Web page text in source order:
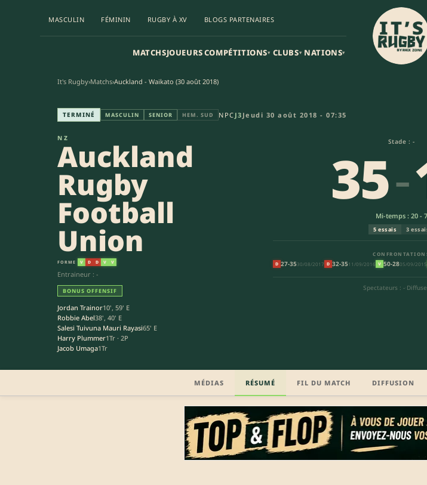
MASCULIN FÉMININ RUGBY À XV BLOGS PARTENAIRES
MATCHSJOUEURSCOMPÉTITIONS▾ CLUBS▾ NATIONS▾
It's Rugby›Matchs›Auckland - Waikato (30 août 2018)
Auckland Rugby Football Union - Waikato
TERMINÉ MASCULIN SENIOR HEM. SUD NPC J3 Jeudi 30 août 2018 - 07:35
NZ
Auckland
Rugby
Football
Union
FORME V D D V V
Entraineur : -
BONUS OFFENSIF
Jordan Trainor10', 59' E
Robbie Abel38', 40' E
Salesi Tuivuna Mauri Rayasi65' E
Harry Plummer1Tr · 2P
Jacob Umaga1Tr
Stade : -
35-
Mi-temps : 20 - 7
5 essais 3
D 27-3530/08/2017 D 32-3511/09/2016 V 50-2805/09/2015
Spectateurs : -·
MÉDIAS RÉSUMÉ FIL DU MATCH DIFFUSION